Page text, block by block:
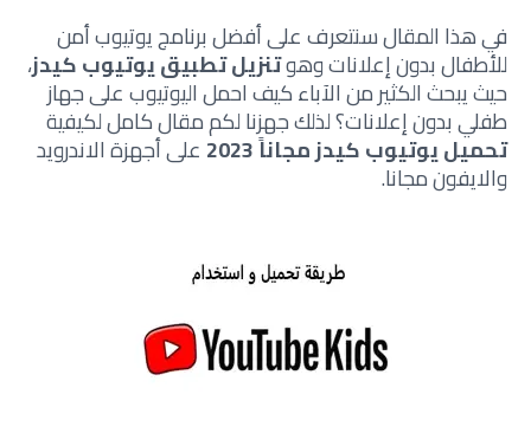
في هذا المقال سنتعرف على أفضل برنامج يوتيوب أمن
للأطفال بدون إعلانات وهوتنزيل تطبيق يوتيوب كيدز،
حيث يبحث الكثير من الآباء كيف احمل اليوتيوب على جهاز
طفلي بدون إعلانات؟لذلك جهزنا لكم مقال كامل لكيفية
تحميل يوتيوب كيدز مجاناً 2023 على أجهزة الاندرويد
والايفون مجانا.